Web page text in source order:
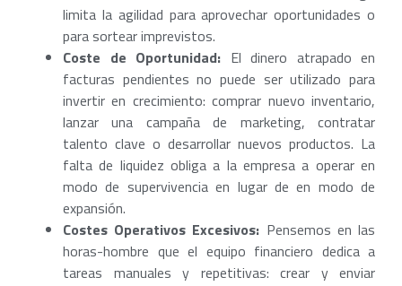
limita la agilidad para aprovechar oportunidades o
para sortear imprevistos.
Coste de Oportunidad: El dinero atrapado en
facturas pendientes no puede ser utilizado para
invertir en crecimiento: comprar nuevo inventario,
lanzar una campaña de marketing, contratar
talento clave o desarrollar nuevos productos. La
falta de liquidez obliga a la empresa a operar en
modo de supervivencia en lugar de en modo de
expansión.
Costes Operativos Excesivos: Pensemos en las
horas-hombre que el equipo financiero dedica a
tareas manuales y repetitivas: crear y enviar